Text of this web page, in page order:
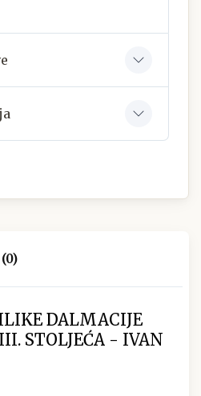
DALMACIJE
STOLJEĆA - IVAN